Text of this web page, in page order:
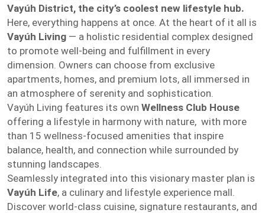
Vayúh District, the city’s coolest new lifestyle hub.
Here, everything happens at once. At the heart of it all is
Vayúh Living — a holistic residential complex designed
to promote well-being and fulfillment in every
dimension. Owners can choose from exclusive
apartments, homes, and premium lots, all immersed in
an atmosphere of serenity and sophistication.
Vayúh Living features its own Wellness Club House
offering a lifestyle in harmony with nature, with more
than 15 wellness-focused amenities that inspire
balance, health, and connection while surrounded by
stunning landscapes.
Seamlessly integrated into this visionary master plan is
Vayúh Life, a culinary and lifestyle experience mall.
Discover world-class cuisine, signature restaurants, and